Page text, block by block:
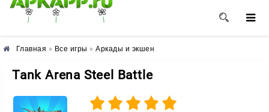
🌸 🌼 🌺
Главная » Все игры » Аркады и экшен
Tank Arena Steel Battle